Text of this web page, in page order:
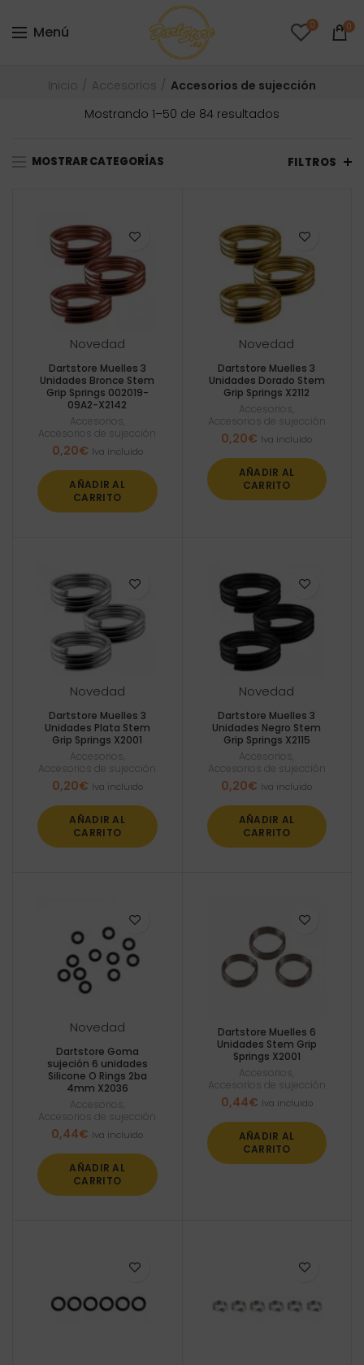
Menú 0 0
Inicio Accesorios
Accesorios de sujección
Mostrando 1–50 de 84 resultados
bajo
MOSTRAR CATEGORÍAS FILTROS
Novedad
Dartstore Muelles 3
Unidades Bronce Stem
Grip Springs 002019-
09A2-X2142
Accesorios
Accesorios de sujección
0,20€ Iva incluido
AÑADIR AL
CARRITO
Novedad
Dartstore Muelles 3
Unidades Dorado Stem
Grip Springs X2112
Accesorios
Accesorios de sujección
0,20€ Iva incluido
AÑADIR AL
CARRITO
Novedad
Dartstore Muelles 3
Unidades Plata Stem
Grip Springs X2001
Accesorios
Accesorios de sujección
0,20€ Iva incluido
AÑADIR AL
CARRITO
Novedad
Dartstore Muelles 3
Unidades Negro Stem
Grip Springs X2115
Accesorios
Accesorios de sujección
0,20€ Iva incluido
AÑADIR AL
CARRITO
Novedad
Dartstore Goma
sujeción 6 unidades
Silicone O Rings 2ba
4mm X2036
Accesorios
Accesorios de sujección
0,44€ Iva incluido
AÑADIR AL
CARRITO
Dartstore Muelles 6
Unidades Stem Grip
Springs X2001
Accesorios
Accesorios de sujección
0,44€ Iva incluido
AÑADIR AL
CARRITO